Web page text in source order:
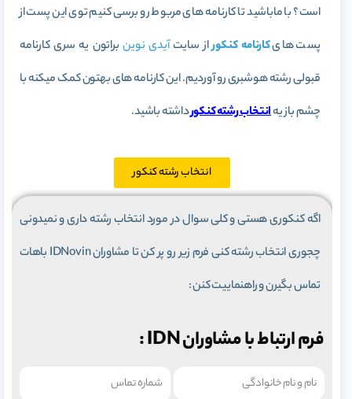
است؟ با ماباشید تا کارنامه های مربوط رو برسی کنیم توی این پست از
پست هایکارنامه کنکوراز سایتآیدی نوین براتون یه سری کارنامه
قبولی رشته هوشبری رو آوردیم. این کارنامه های بهتون کمک میکنه با
چشم باز یهانتخاب رشته کنکورداشته باشید.
انتخاب رشته کنکور
اگه کنکوری هستی و کلی سوال در مورد انتخاب رشته داری و نمیدونی
چجوری انتخاب رشته کنی فرم زیر رو پر کن تا مشاوران IDNovin باهات
تماس بگیرن و راهنماییت کنن :
فرم ارتباط با مشاوران IDN :